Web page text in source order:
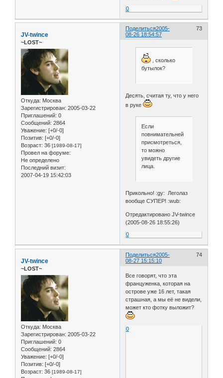
0
Поделиться 73
2005-
08-26 18:54:57
JV-twince
~LOST~
Откуда: Москва
Зарегистрирован: 2005-03-22
Приглашений: 0
Сообщений: 2864
Уважение: [+0/-0]
Позитив: [+0/-0]
Возраст: 36 [1989-08-17]
Провел на форуме:
Не определено
Последний визит:
2007-04-19 15:42:03
, сколько
бутылок?
Десять, считая ту, что у него
в руке
Если
повнимательней
присмотреться,
то можно
увидеть другие
лица.
Прикольно! :gy: Леголаз
вообще СУПЕР! :wub:
Отредактировано JV-twince
(2005-08-26 18:55:26)
0
Поделиться 74
2005-
08-27 15:15:10
JV-twince
~LOST~
Откуда: Москва
Зарегистрирован: 2005-03-22
Приглашений: 0
Сообщений: 2864
Уважение: [+0/-0]
Позитив: [+0/-0]
Возраст: 36 [1989-08-17]
Все говорят, что эта
француженка, которая на
острове уже 16 лет, такая
страшная, а мы её не видели,
может кто фотку выложит?
0